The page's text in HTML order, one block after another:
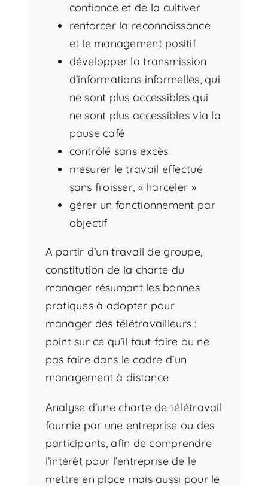
confiance et de la cultiver
renforcer la reconnaissance
et le management positif
développer la transmission
d’informations informelles, qui
ne sont plus accessibles qui
ne sont plus accessibles via la
pause café
contrôlé sans excès
mesurer le travail effectué
sans froisser, « harceler »
gérer un fonctionnement par
objectif
A partir d’un travail de groupe,
constitution de la charte du
manager résumant les bonnes
pratiques à adopter pour
manager des télétravailleurs :
point sur ce qu’il faut faire ou ne
pas faire dans le cadre d’un
management à distance
Analyse d’une charte de télétravail
fournie par une entreprise ou des
participants, afin de comprendre
l’intérêt pour l’entreprise de le
mettre en place mais aussi pour le